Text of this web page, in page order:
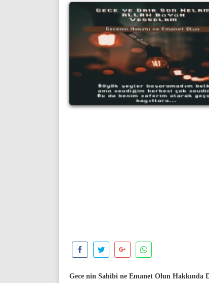
Gece nin Sahibi ne Emanet Olun Hakkında